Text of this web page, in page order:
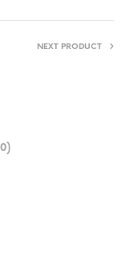
NEXT PRODUCT